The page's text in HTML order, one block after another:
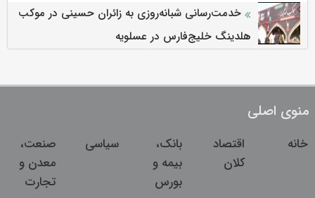
خدمت‌رسانی شبانه‌روزی به زائران حسینی در موکب
هلدینگ خلیج‌فارس در عسلویه
منوی اصلی
خانه
اقتصاد
کلان
بانک،
بیمه و
بورس
سیاسی
صنعت،
معدن و
تجارت